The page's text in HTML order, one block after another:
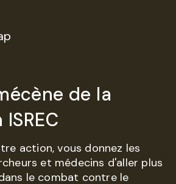
de la
action, vous donnez les
et médecins d'aller plus
le combat contre le